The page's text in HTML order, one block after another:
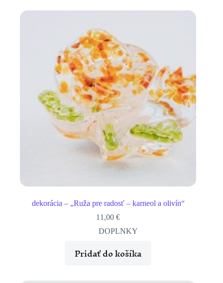
dekorácia – „Ruža pre radosť – karneol a olivín“
11,00€
DOPLNKY
Pridať do košíka